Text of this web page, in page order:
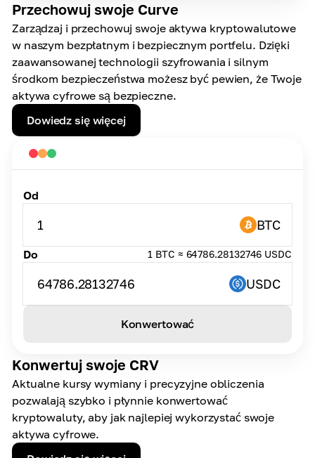
Przechowuj swoje Curve
Zarządzaj i przechowuj swoje aktywa kryptowalutowe
w naszym bezpłatnym i bezpiecznym portfelu. Dzięki
zaawansowanej technologii szyfrowania i silnym
środkom bezpieczeństwa możesz być pewien, że Twoje
aktywa cyfrowe są bezpieczne.
Dowiedz się więcej
Konwertuj swoje CRV
Aktualne kursy wymiany i precyzyjne obliczenia
pozwalają szybko i płynnie konwertować
kryptowaluty, aby jak najlepiej wykorzystać swoje
aktywa cyfrowe.
Od
1 BTC
Do 1 BTC ≈ 64786.28132746 USDC
64786.28132746 USDC
Konwertować